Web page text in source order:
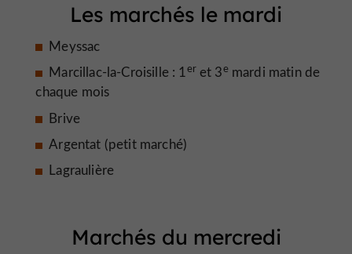
Les marchés le mardi
Meyssac
Marcillac-la-Croisille : 1eret 3emardi matin de
chaque mois
Brive
Argentat (petit marché)
Lagraulière
Marchés du mercredi